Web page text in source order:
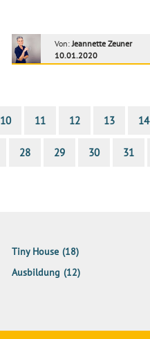
Von:Jeannette Zeuner
10.01.2020
10 11 12 13 14
28 29 30 31
Tiny House (18)
Ausbildung (12)